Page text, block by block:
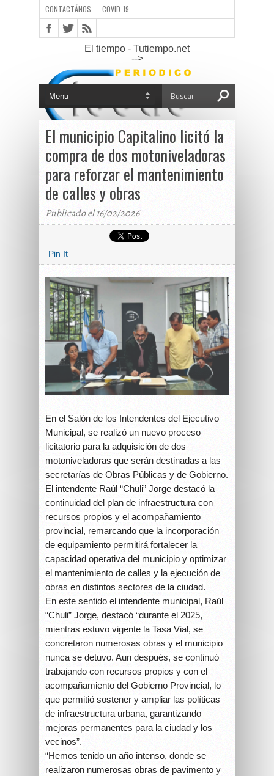
CONTACTÁNOS COVID-19
El tiempo - Tutiempo.net
-->
El municipio Capitalino licitó la
compra de dos motoniveladoras
para reforzar el mantenimiento
de calles y obras
Publicado el 16/02/2026
Pin It
En el Salón de los Intendentes del Ejecutivo
Municipal, se realizó un nuevo proceso
licitatorio para la adquisición de dos
motoniveladoras que serán destinadas a las
secretarías de Obras Públicas y de Gobierno.
El intendente Raúl “Chuli” Jorge destacó la
continuidad del plan de infraestructura con
recursos propios y el acompañamiento
provincial, remarcando que la incorporación
de equipamiento permitirá fortalecer la
capacidad operativa del municipio y optimizar
el mantenimiento de calles y la ejecución de
obras en distintos sectores de la ciudad.
En este sentido el intendente municipal, Raúl
“Chuli” Jorge, destacó “durante el 2025,
mientras estuvo vigente la Tasa Vial, se
concretaron numerosas obras y el municipio
nunca se detuvo. Aun después, se continuó
trabajando con recursos propios y con el
acompañamiento del Gobierno Provincial, lo
que permitió sostener y ampliar las políticas
de infraestructura urbana, garantizando
mejoras permanentes para la ciudad y los
vecinos”.
“Hemos tenido un año intenso, donde se
realizaron numerosas obras de pavimento y